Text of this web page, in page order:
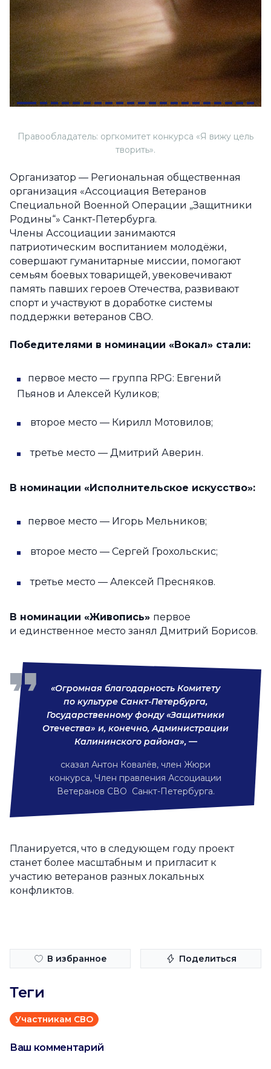
Правообладатель: оргкомитет конкурса «Я вижу цель
творить».
Организатор — Региональная общественная
организация «Ассоциация Ветеранов
Специальной Военной Операции „Защитники
Родины“» Санкт-Петербурга.
Члены Ассоциации занимаются
патриотическим воспитанием молодёжи,
совершают гуманитарные миссии, помогают
семьям боевых товарищей, увековечивают
память павших героев Отечества, развивают
спорт и участвуют в доработке системы
поддержки ветеранов СВО.
Победителями в номинации «Вокал» стали:
первое место — группа RPG: Евгений
Пьянов и Алексей Куликов;
второе место — Кирилл Мотовилов;
третье место — Дмитрий Аверин.
В номинации «Исполнительское искусство»:
первое место — Игорь Мельников;
второе место — Сергей Грохольскис;
третье место — Алексей Пресняков.
В номинации «Живопись» первое
и единственное место занял Дмитрий Борисов.
«Огромная благодарность Комитету
по культуре Санкт-Петербурга,
Государственному фонду «Защитники
Отечества» и, конечно, Администрации
Калининского района», —
сказал Антон Ковалёв, член Жюри
конкурса, Член правления Ассоциации
Ветеранов СВО Санкт-Петербурга.
Планируется, что в следующем году проект
станет более масштабным и пригласит к
участию ветеранов разных локальных
конфликтов.
В избранное Поделиться
Теги
Участникам СВО
Ваш комментарий